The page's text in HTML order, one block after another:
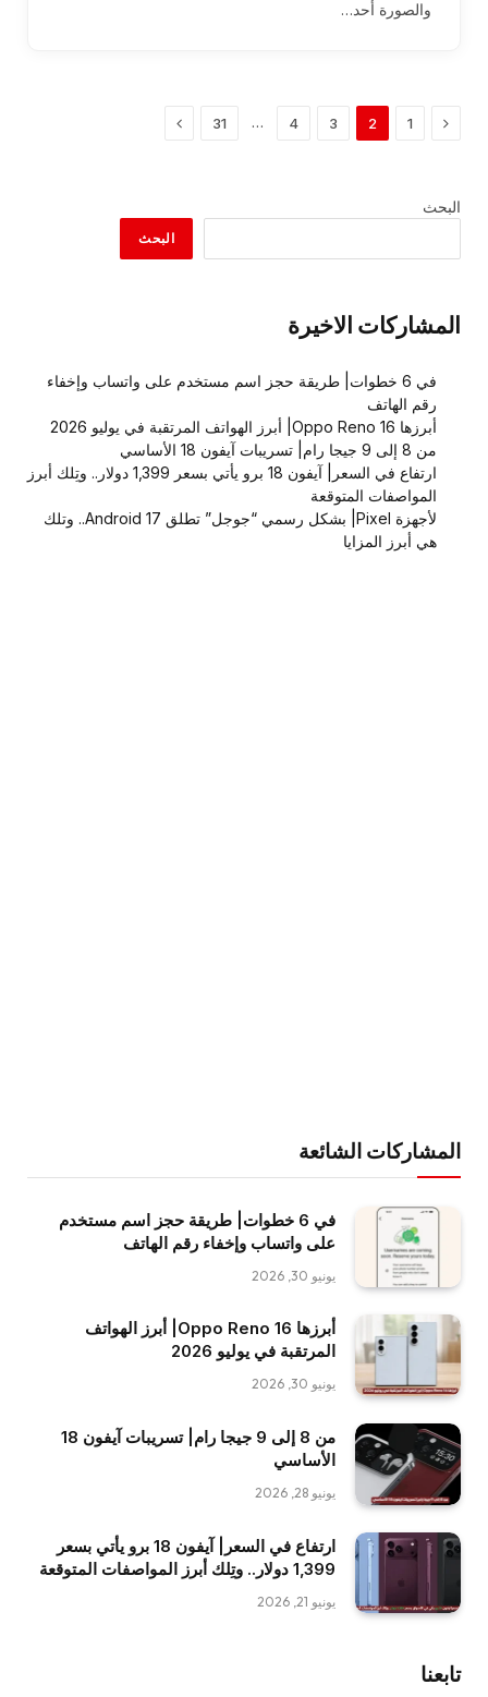
والصورة أحد…
السابق
1
2
3
4
…
31 التالي
البحث
البحث
المشاركات الاخيرة
في 6 خطوات| طريقة حجز اسم مستخدم على واتساب وإخفاء
رقم الهاتف
أبرزها Oppo Reno 16| أبرز الهواتف المرتقبة في يوليو 2026
من 8 إلى 9 جيجا رام| تسريبات آيفون 18 الأساسي
ارتفاع في السعر| آيفون 18 برو يأتي بسعر 1,399 دولار.. وتِلك أبرز
المواصفات المتوقعة
لأجهزة Pixel| بشكل رسمي “جوجل” تطلق Android 17.. وتلك
هي أبرز المزايا
المشاركات الشائعة
في 6 خطوات| طريقة حجز اسم مستخدم
على واتساب وإخفاء رقم الهاتف
يونيو 30, 2026
أبرزها Oppo Reno 16| أبرز الهواتف
المرتقبة في يوليو 2026
يونيو 30, 2026
من 8 إلى 9 جيجا رام| تسريبات آيفون 18
الأساسي
يونيو 28, 2026
ارتفاع في السعر| آيفون 18 برو يأتي بسعر
1,399 دولار.. وتِلك أبرز المواصفات المتوقعة
يونيو 21, 2026
تابعنا